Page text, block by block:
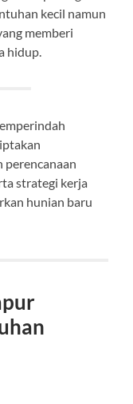
kecil namun
memberi
hidup.
perencanaan
strategi kerja
hunian baru